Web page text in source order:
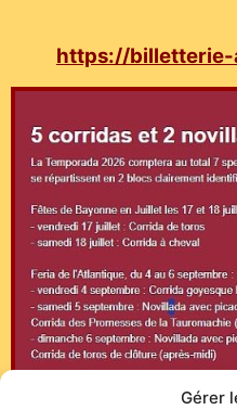
Gérer
https://